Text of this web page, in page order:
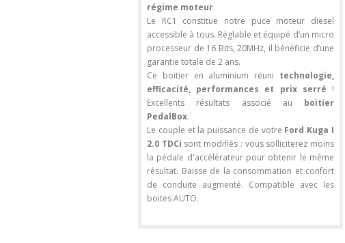
régime moteur.
Le RC1 constitue notre puce moteur diesel
accessible à tous. Réglable et équipé d’un micro
processeur de 16 Bits, 20MHz, il bénéficie d’une
garantie totale de 2 ans.
Ce boitier en aluminium réuni technologie,
efficacité, performances et prix serré !
Excellents résultats associé au boitier
PedalBox.
Le couple et la puissance de votre Ford Kuga I
2.0 TDCi sont modifiés : vous solliciterez moins
la pédale d'accélérateur pour obtenir le même
résultat. Baisse de la consommation et confort
de conduite augmenté. Compatible avec les
boites AUTO.